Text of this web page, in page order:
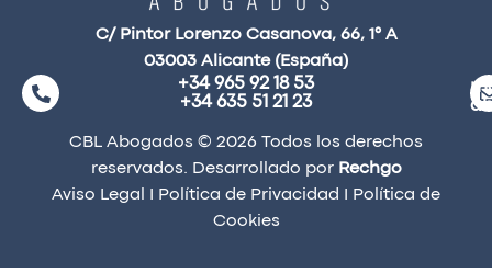
C/ Pintor Lorenzo Casanova, 66, 1° A
03003 Alicante (España)
+34 965 92 18 53
+34 635 51 21 23
CBL Abogados © 2026 Todos los derechos
reservados. Desarrollado por Rechgo
Aviso Legal
Política de Privacidad
Política de
Cookies